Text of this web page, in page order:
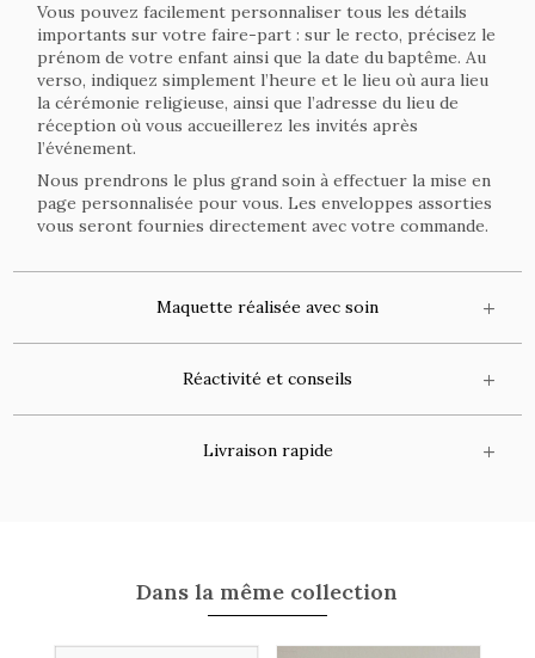
Vous pouvez facilement personnaliser tous les détails
importants sur votre faire-part : sur le recto, précisez le
prénom de votre enfant ainsi que la date du baptême. Au
verso, indiquez simplement l’heure et le lieu où aura lieu
la cérémonie religieuse, ainsi que l’adresse du lieu de
réception où vous accueillerez les invités après
l’événement.
Nous prendrons le plus grand soin à effectuer la mise en
page personnalisée pour vous. Les enveloppes assorties
vous seront fournies directement avec votre commande.
Maquette réalisée avec soin
Réactivité et conseils
Livraison rapide
Dans la même collection